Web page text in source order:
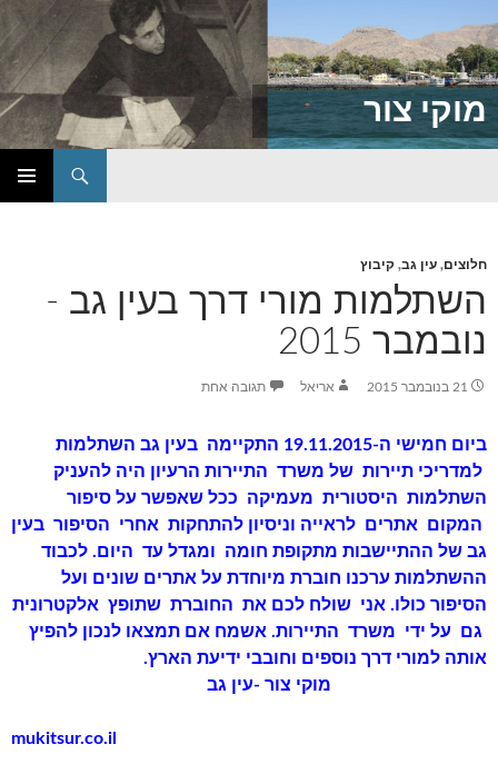
מוקי צור
חלוצים, עין גב, קיבוץ
השתלמות מורי דרך בעין גב -
נובמבר 2015
21 בנובמבר 2015 אריאל תגובה אחת
ביום חמישי ה-19.11.2015 התקיימה בעין גב השתלמות
למדריכי תיירות של משרד התיירות הרעיון היה להעניק
השתלמות היסטורית מעמיקה ככל שאפשר על סיפור
המקום אתרים לראייה וניסיון להתחקות אחרי הסיפור בעין
גב של ההתיישבות מתקופת חומה ומגדל עד היום. לכבוד
ההשתלמות ערכנו חוברת מיוחדת על אתרים שונים ועל
הסיפור כולו. אני שולח לכם את החוברת שתופץ אלקטרונית
גם על ידי משרד התיירות. אשמח אם תמצאו לנכון להפיץ
אותה למורי דרך נוספים וחובבי ידיעת הארץ.
מוקי צור -עין גב
mukitsur.co.il